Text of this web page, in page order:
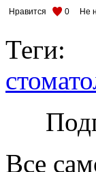
Нравится 0 Не
Теги:
Все